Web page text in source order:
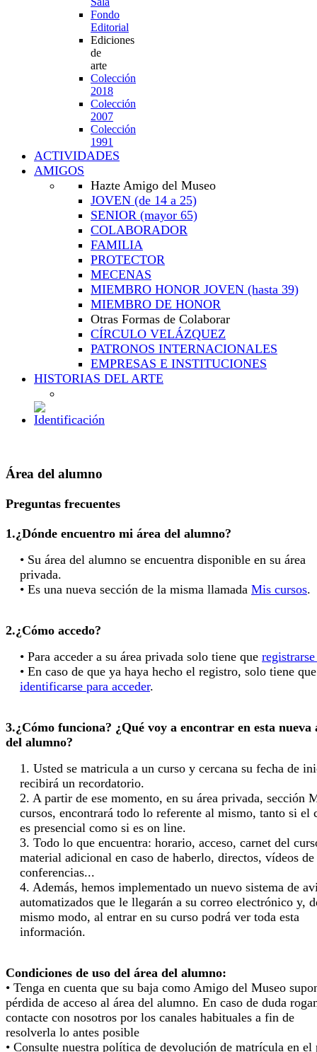
Fondo
Editorial
Ediciones
de
arte
Colección
2018
Colección
2007
Colección
1991
ACTIVIDADES
AMIGOS
Hazte Amigo del Museo
JOVEN (de 14 a 25)
SENIOR (mayor 65)
COLABORADOR
FAMILIA
PROTECTOR
MECENAS
MIEMBRO HONOR JOVEN (hasta 39)
MIEMBRO DE HONOR
Otras Formas de Colaborar
CÍRCULO VELÁZQUEZ
PATRONOS INTERNACIONALES
EMPRESAS E INSTITUCIONES
HISTORIAS DEL ARTE
Área del alumno
Preguntas frecuentes
1.¿Dónde encuentro mi área del alumno?
• Su área del alumno se encuentra disponible en su área
privada.
• Es una nueva sección de la misma llamada Mis cursos.
2.¿Cómo accedo?
• Para acceder a su área privada solo tiene que
• En caso de que ya haya hecho el registro, solo tiene que
identificarse para acceder.
3.¿Cómo funciona? ¿Qué voy a encontrar en esta nueva
del alumno?
1. Usted se matricula a un curso y cercana su fecha de
recibirá un recordatorio.
2. A partir de ese momento, en su área privada, sección
cursos, encontrará todo lo referente al mismo, tanto si el
es presencial como si es on line.
3. Todo lo que encuentra: horario, acceso, carnet del
material adicional en caso de haberlo, directos, vídeos de
conferencias...
4. Además, hemos implementado un nuevo sistema de
automatizados que le llegarán a su correo electrónico y,
mismo modo, al entrar en su curso podrá ver toda esta
información.
Condiciones de uso del área del alumno:
• Tenga en cuenta que su baja como Amigo del Museo
pérdida de acceso al área del alumno. En caso de duda
contacte con nosotros por los canales habituales a fin de
resolverla lo antes posible
• Consulte nuestra política de devolución de matrícula en el